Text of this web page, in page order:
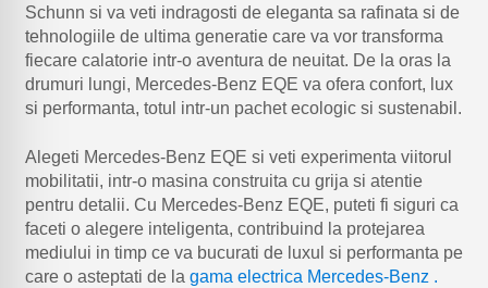
Schunn si va veti indragosti de eleganta sa rafinata si de
tehnologiile de ultima generatie care va vor transforma
fiecare calatorie intr-o aventura de neuitat. De la oras la
drumuri lungi, Mercedes-Benz EQE va ofera confort, lux
si performanta, totul intr-un pachet ecologic si sustenabil.
Alegeti Mercedes-Benz EQE si veti experimenta viitorul
mobilitatii, intr-o masina construita cu grija si atentie
pentru detalii. Cu Mercedes-Benz EQE, puteti fi siguri ca
faceti o alegere inteligenta, contribuind la protejarea
mediului in timp ce va bucurati de luxul si performanta pe
care o asteptati de la gama electrica Mercedes-Benz .